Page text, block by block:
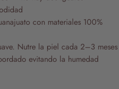
con materiales 100%
Nutre la piel cada 2–3 meses
evitando la humedad